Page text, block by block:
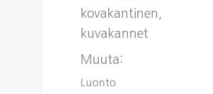
kovakantinen,
kuvakannet
Muuta:
Luonto